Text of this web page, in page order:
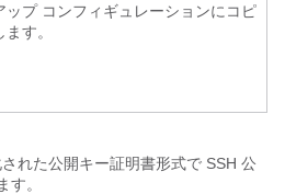
ップ コンフィギュレーションにコピ
ます。
れた公開キー証明書形式で SSH 公
す。